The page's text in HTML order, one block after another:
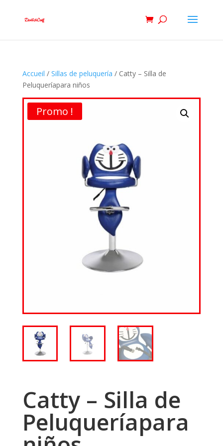
Accueil / Sillas de peluquería / Catty – Silla de
Peluqueríapara niños
Promo !
Catty – Silla de
Peluqueríapara